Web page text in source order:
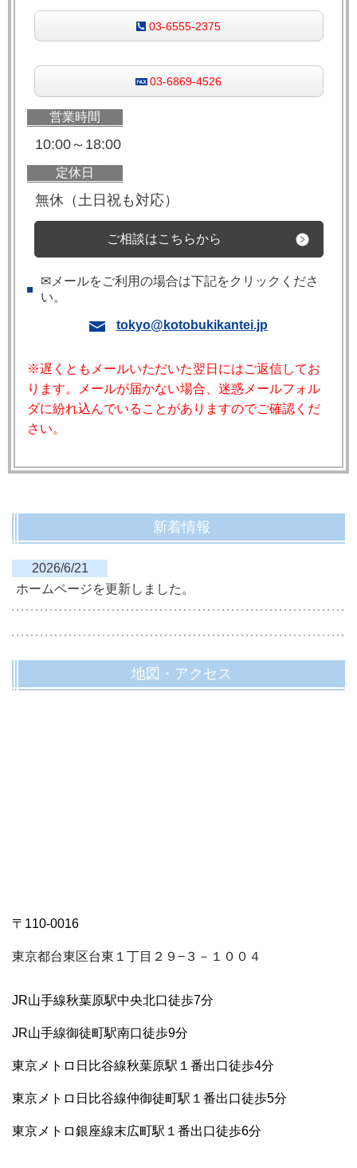
03-6555-2375
03-6869-4526
営業時間
10:00～18:00
定休日
無休（土日祝も対応）
ご相談はこちらから
✉メールをご利用の場合は下記をクリックくださ
い。
tokyo@kotobukikantei.jp
※遅くともメールいただいた翌日にはご返信してお
ります。メールが届かない場合、迷惑メールフォル
ダに紛れ込んでいることがありますのでご確認くだ
さい。
新着情報
2026/6/21
ホームページを更新しました。
地図・アクセス
〒110-0016
東京都台東区台東１丁目２９−３－１００４
JR山手線秋葉原駅中央北口徒歩7分
JR山手線御徒町駅南口徒歩9分
東京メトロ日比谷線秋葉原駅１番出口徒歩4分
東京メトロ日比谷線仲御徒町駅１番出口徒歩5分
東京メトロ銀座線末広町駅１番出口徒歩6分